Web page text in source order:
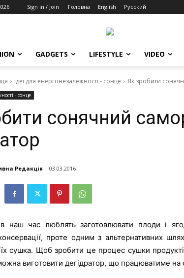
Sign in / Join Головна English Русский
GADGETS LIFESTYLE VIDEO
Ідеї для енергонезалежності - сонце Як зробити
- сонце
сонячний
Редакція 03.03.2016
наш час люблять заготовлювати плоди і
проте одним з альтернативних
їх сушка. Щоб зробити це процес сушки
виготовити дегідратор, що працюватиме на